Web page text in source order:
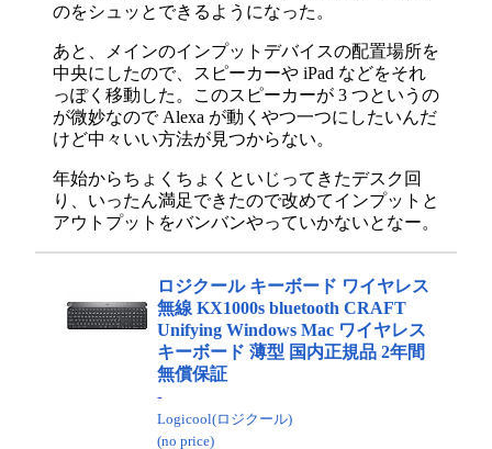
のをシュッとできるようになった。
あと、メインのインプットデバイスの配置場所を
中央にしたので、スピーカーや iPad などをそれ
っぽく移動した。このスピーカーが 3 つというの
が微妙なので Alexa が動くやつ一つにしたいんだ
けど中々いい方法が見つからない。
年始からちょくちょくといじってきたデスク回
り、いったん満足できたので改めてインプットと
アウトプットをバンバンやっていかないとなー。
ロジクール キーボード ワイヤレス
無線 KX1000s bluetooth CRAFT
Unifying Windows Mac ワイヤレス
キーボード 薄型 国内正規品 2年間
無償保証
-
Logicool(ロジクール)
(no price)